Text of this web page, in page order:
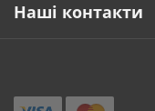
Наші контакти